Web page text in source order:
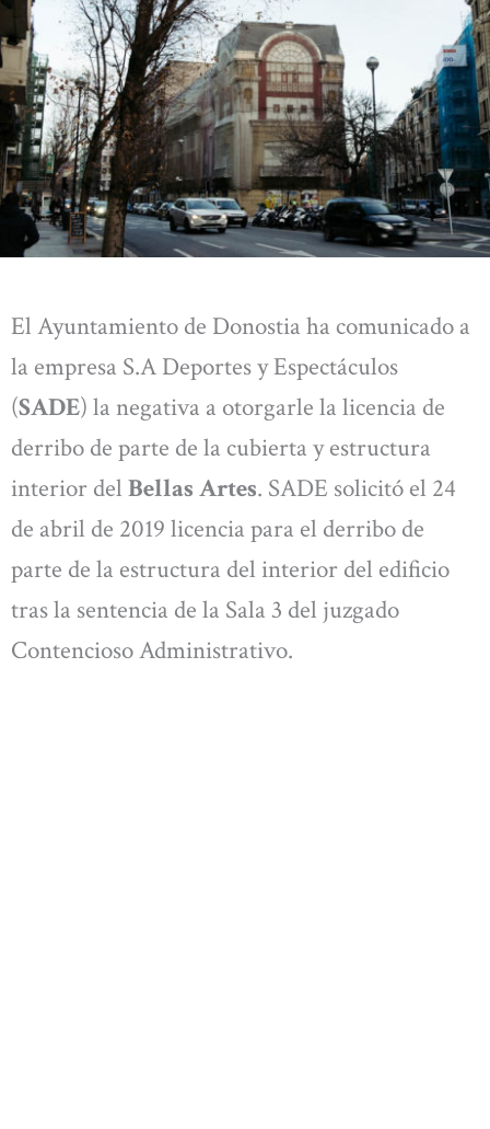
El Ayuntamiento de Donostia ha comunicado a
la empresa S.A Deportes y Espectáculos
(SADE) la negativa a otorgarle la licencia de
derribo de parte de la cubierta y estructura
interior del Bellas Artes. SADE solicitó el 24
de abril de 2019 licencia para el derribo de
parte de la estructura del interior del edificio
tras la sentencia de la Sala 3 del juzgado
Contencioso Administrativo.